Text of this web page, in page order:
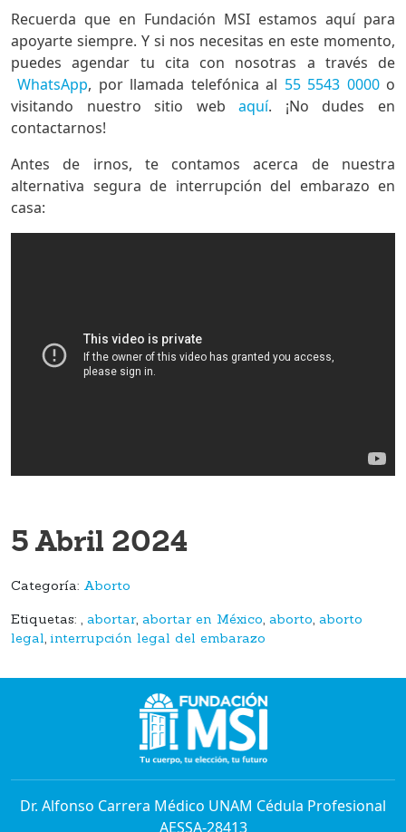
Recuerda que en Fundación MSI estamos aquí para
apoyarte siempre. Y si nos necesitas en este momento,
puedes agendar tu cita con nosotras a través de
WhatsApp, por llamada telefónica al 55 5543 0000o
visitando nuestro sitio webaquí. ¡No dudes en
contactarnos!
Antes de irnos, te contamos acerca de nuestra
alternativa segura de interrupción del embarazo en
casa:
5 Abril 2024
Categoría: Aborto
Etiquetas: , abortar, abortar en México, aborto, aborto
legal,interrupción legal del embarazo
Dr. Alfonso Carrera Médico UNAM Cédula Profesional
AESSA-28413